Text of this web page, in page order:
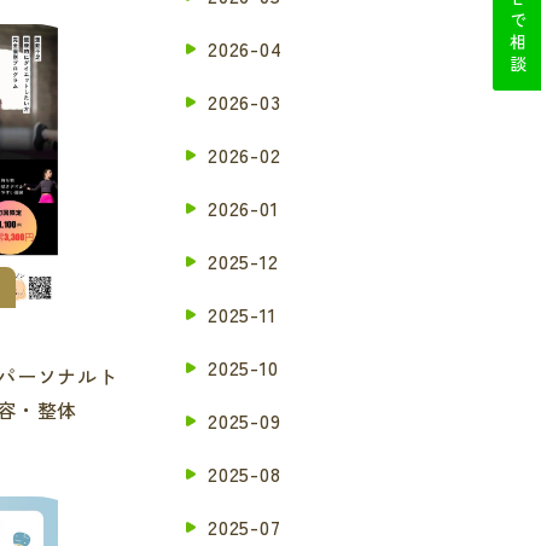
ーソナルト
・整体
2026-04
2026-03
2026-02
2026-01
2025-12
2025-11
2025-10
2025-09
2025-08
2025-07